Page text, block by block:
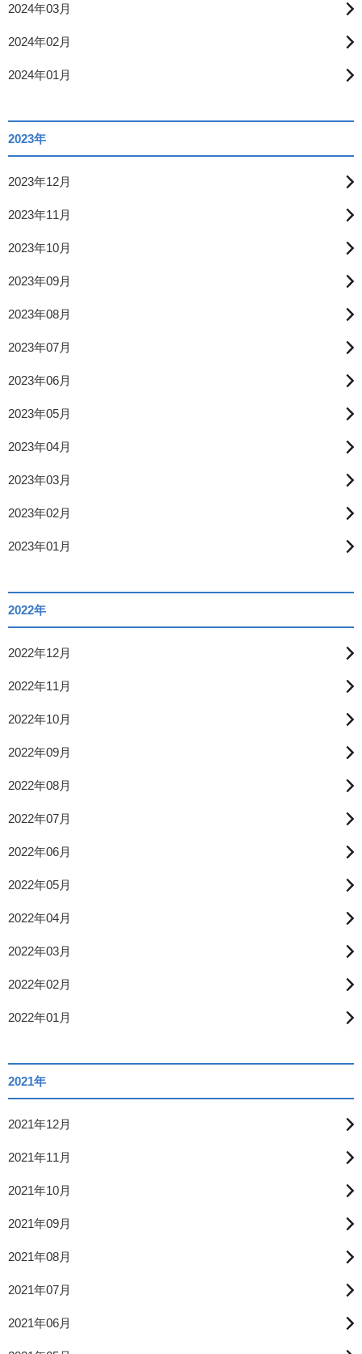
2024年03月
2024年02月
2024年01月
2023年
2023年12月
2023年11月
2023年10月
2023年09月
2023年08月
2023年07月
2023年06月
2023年05月
2023年04月
2023年03月
2023年02月
2023年01月
2022年
2022年12月
2022年11月
2022年10月
2022年09月
2022年08月
2022年07月
2022年06月
2022年05月
2022年04月
2022年03月
2022年02月
2022年01月
2021年
2021年12月
2021年11月
2021年10月
2021年09月
2021年08月
2021年07月
2021年06月